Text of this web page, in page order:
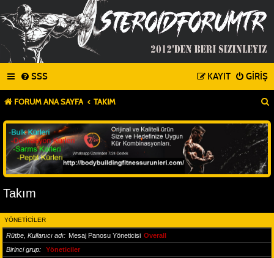
SSS GIRIŞ
KAYIT
FORUM ANA SAYFA TAKIM
Takım
YÖNETICILER
Rütbe, Kullanıcı adı Mesaj Panosu Yöneticisi Overall
Birinci grup
Yöneticiler